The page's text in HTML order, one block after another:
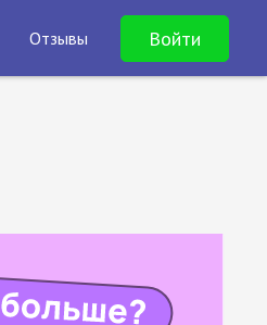
Отзывы Войти